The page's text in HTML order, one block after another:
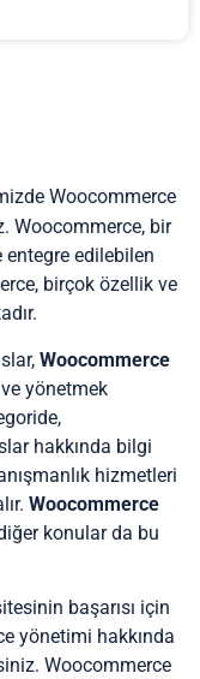
Woocommerce
Woocommerce, bir
edilebilen
birçok özellik ve
Woocommerce
yönetmek
hakkında bilgi
hizmetleri
Woocommerce
konular da bu
başarısı için
yönetimi hakkında
Woocommerce